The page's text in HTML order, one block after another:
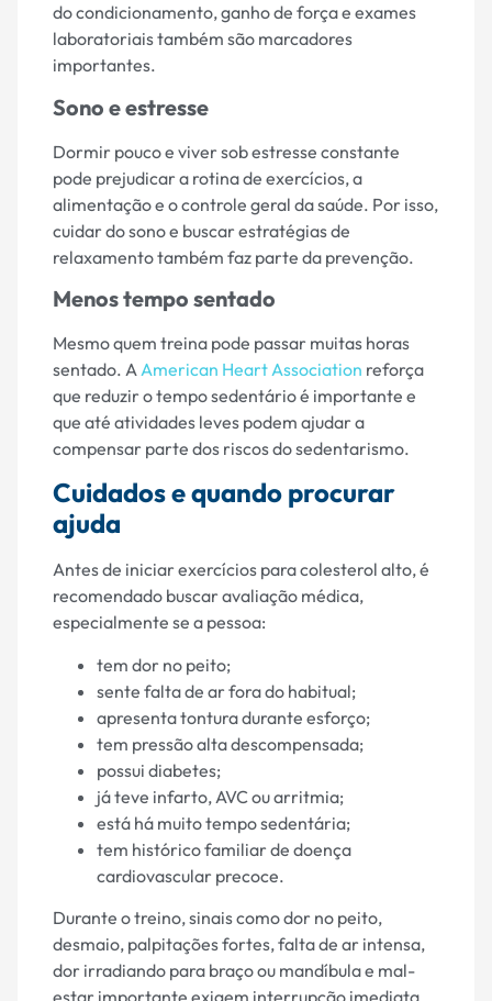
do condicionamento, ganho de força e exames
laboratoriais também são marcadores
importantes.
Sono e estresse
Dormir pouco e viver sob estresse constante
pode prejudicar a rotina de exercícios, a
alimentação e o controle geral da saúde. Por isso,
cuidar do sono e buscar estratégias de
relaxamento também faz parte da prevenção.
Menos tempo sentado
Mesmo quem treina pode passar muitas horas
sentado. AAmerican Heart Association reforça
que reduzir o tempo sedentário é importante e
que até atividades leves podem ajudar a
compensar parte dos riscos do sedentarismo.
Cuidados e quando procurar
ajuda
Antes de iniciar exercícios para colesterol alto, é
recomendado buscar avaliação médica,
especialmente se a pessoa:
tem dor no peito;
sente falta de ar fora do habitual;
apresenta tontura durante esforço;
tem pressão alta descompensada;
possui diabetes;
já teve infarto, AVC ou arritmia;
está há muito tempo sedentária;
tem histórico familiar de doença
cardiovascular precoce.
Durante o treino, sinais como dor no peito,
desmaio, palpitações fortes, falta de ar intensa,
dor irradiando para braço ou mandíbula e mal-